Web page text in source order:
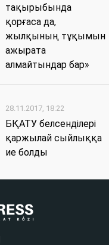
тақырыбында
қорғаса да,
жылқының тұқымын
ажырата
алмайтындар бар»
28.11.2017, 18:22
БҚАТУ белсенділері
қаржылай сыйлыққа
ие болды